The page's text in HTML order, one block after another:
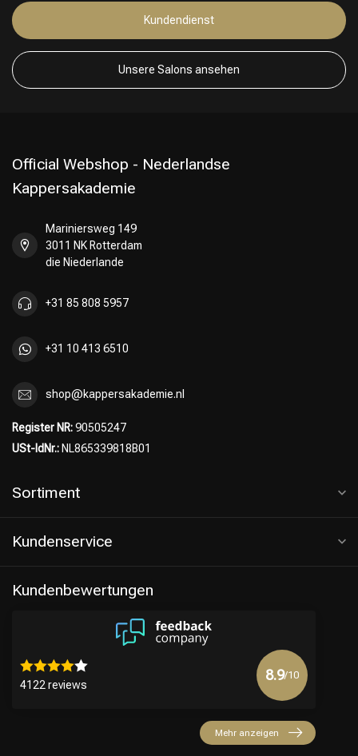
Kundendienst
Unsere Salons ansehen
Official Webshop - Nederlandse
Kappersakademie
Mariniersweg 149
3011 NK Rotterdam
die Niederlande
+31 85 808 5957
+31 10 413 6510
shop@kappersakademie.nl
Register NR:90505247
USt-IdNr.: NL865339818B01
Sortiment
Kundenservice
Kundenbewertungen
4122 reviews
8.9/10
Mehr anzeigen